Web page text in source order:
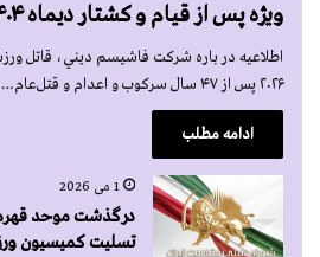
ويژه پس از قيام و كشتار ديماه ۱۴۰۴
اطلاعيه در باره شركت فاشيسم ديني، قاتل
۲۰۲۶ پس از ۴۷ سال سركوب و اعدام و قتل‌عام…
ادامه مطلب
1 می 2026
درگذشت موحد
تسليت كميسيون